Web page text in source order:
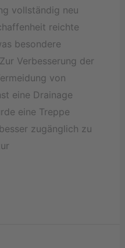
vollständig neu
reichte
besondere
Verbesserung der
von
eine Drainage
eine Treppe
zugänglich zu